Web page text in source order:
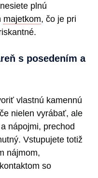
plnú
majetkom, čo je pri
s posedením a
vlastnú kamennú
nielen vyrábať, ale
nápojmi, prechod
Vstupujete totiž
nájmom,
so